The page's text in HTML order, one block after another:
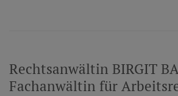
Rechtsanwältin BIRGIT
Fachanwältin für